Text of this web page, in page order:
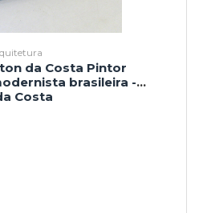
da Costa Pintor
brasileira -
Costa